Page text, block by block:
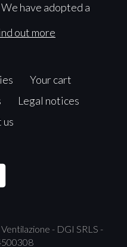
have adopted a
out more
Your cart
Legal notices
us
- DGI SRLS -